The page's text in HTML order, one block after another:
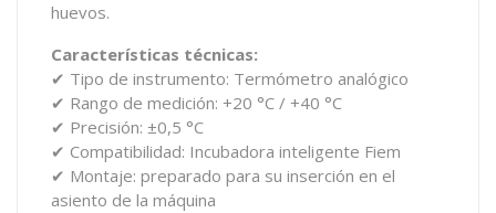
huevos.
Características técnicas:
✔ Tipo de instrumento: Termómetro analógico
✔ Rango de medición: +20 °C / +40 °C
✔ Precisión: ±0,5 °C
✔ Compatibilidad: Incubadora inteligente Fiem
✔ Montaje: preparado para su inserción en el
asiento de la máquina